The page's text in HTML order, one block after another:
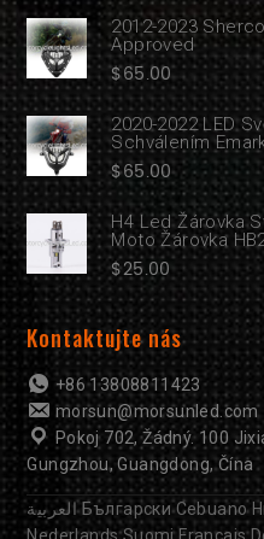
2012-2023
Approved
$65.00
2020-2022 LED
Schválením
$65.00
H4 Led Žárovka
Moto Žárovka
$25.00
Kontaktujte nás
+86 13808811423
morsun@morsunled.com
Pokoj 702, Žádný. 100
Gungzhou, Guangdong, Čína
العربية Български Cebuano